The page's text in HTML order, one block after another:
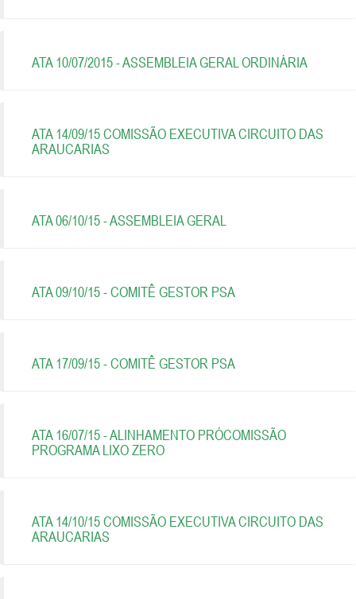
ATA 10/07/2015 - ASSEMBLEIA GERAL ORDINÁRIA
ATA 14/09/15 COMISSÃO EXECUTIVA CIRCUITO DAS
ARAUCARIAS
ATA 06/10/15 - ASSEMBLEIA GERAL
ATA 09/10/15 - COMITÊ GESTOR PSA
ATA 17/09/15 - COMITÊ GESTOR PSA
ATA 16/07/15 - ALINHAMENTO PRÓCOMISSÃO
PROGRAMA LIXO ZERO
ATA 14/10/15 COMISSÃO EXECUTIVA CIRCUITO DAS
ARAUCARIAS